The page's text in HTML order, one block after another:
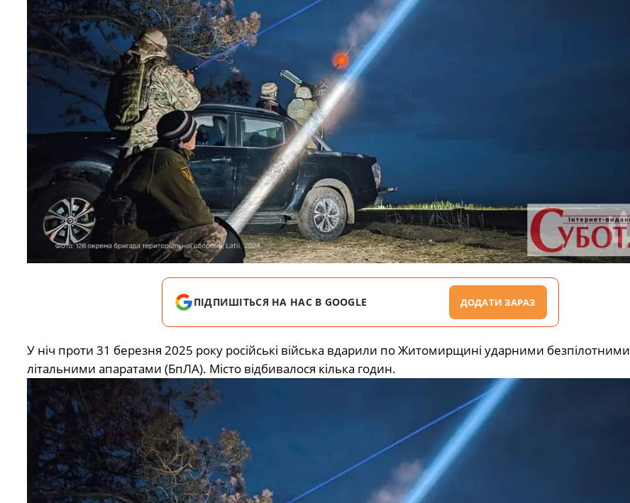
ПІДПИШІТЬСЯ НА НАС В GOOGLE ДОДАТИ ЗАРАЗ
У ніч проти 31 березня 2025 року російські війська вдарили по Житомирщині ударними безпілотними
літальними апаратами (БпЛА). Місто відбивалося кілька годин.